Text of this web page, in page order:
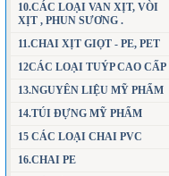
10.CÁC LOẠI VAN XỊT, VÒI
XỊT , PHUN SƯƠNG .
11.CHAI XỊT GIỌT - PE, PET
12CÁC LOẠI TUÝP CAO CẤP
13.NGUYÊN LIỆU MỸ PHẨM
14.TÚI ĐỰNG MỸ PHẨM
15 CÁC LOẠI CHAI PVC
16.CHAI PE